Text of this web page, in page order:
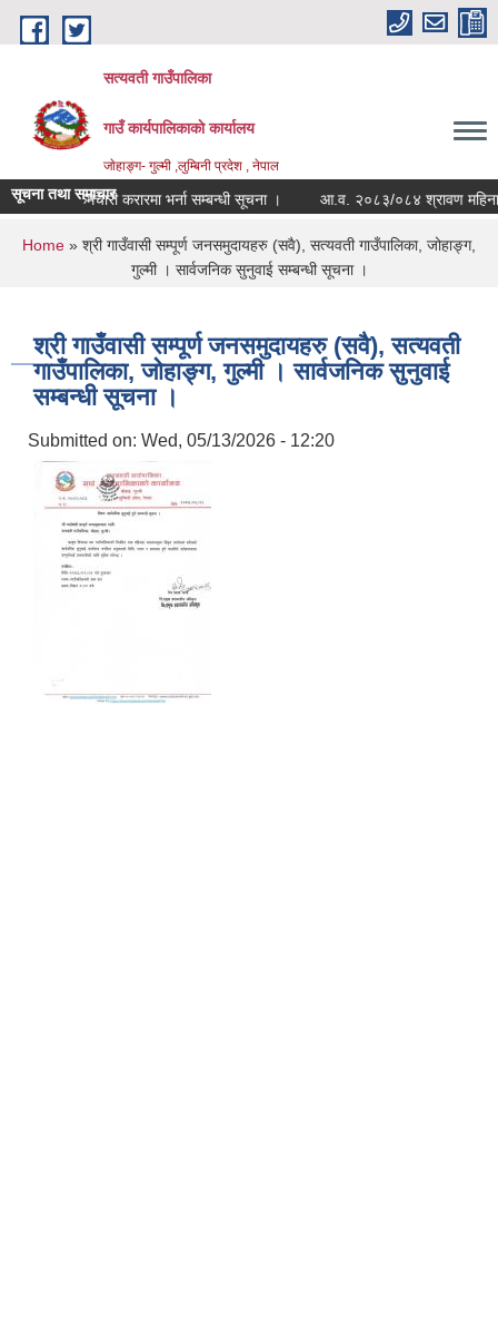
Skip to main content
सत्यवती गाउँपालिका
गाउँ कार्यपालिकाकाे कार्यालय
जाेहाङ्ग- गुल्मी ,लुम्बिनी प्रदेश , नेपाल
सूचना तथा समाचार
रहेका कर्मचारी करारमा भर्ना सम्बन्धी सूचना । आ.व. २०८३/०८४ श्रावण महिना २०
You are here
Home » श्री गाउँवासी सम्पूर्ण जनसमुदायहरु (सवै), सत्यवती गाउँपालिका, जोहाङ्ग,
गुल्मी । सार्वजनिक सुनुवाई सम्बन्धी सूचना ।
श्री गाउँवासी सम्पूर्ण जनसमुदायहरु (सवै), सत्यवती
गाउँपालिका, जोहाङ्ग, गुल्मी । सार्वजनिक सुनुवाई
सम्बन्धी सूचना ।
Submitted on: Wed, 05/13/2026 - 12:20